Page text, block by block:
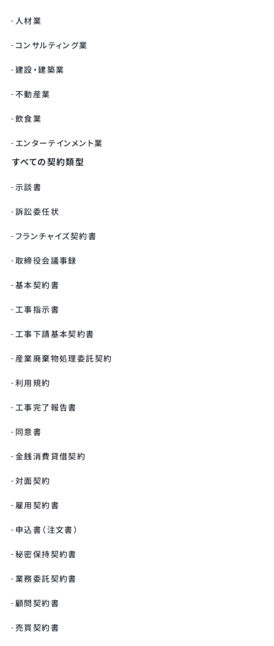
人材業
コンサルティング業
建設・建築業
不動産業
飲食業
エンターテインメント業
すべての契約類型
示談書
訴訟委任状
フランチャイズ契約書
取締役会議事録
基本契約書
工事指示書
工事下請基本契約書
産業廃棄物処理委託契約
利用規約
工事完了報告書
同意書
金銭消費貸借契約
対面契約
雇用契約書
申込書（注文書）
秘密保持契約書
業務委託契約書
顧問契約書
売買契約書